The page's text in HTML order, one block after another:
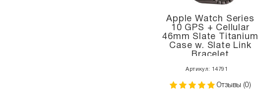
Apple Watch Series
10 GPS + Cellular
46mm Slate Titanium
Case w. Slate Link
Bracelet
Артикул: 14791
Отзывы (0)